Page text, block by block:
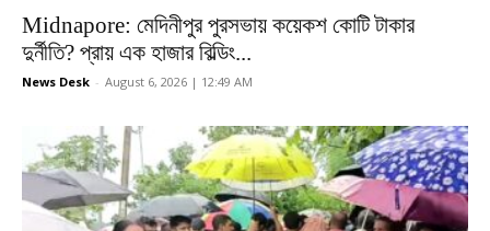
Midnapore: মেদিনীপুর পুরসভায় কয়েকশ কোটি টাকার
দুর্নীতি? প্রায় এক হাজার বিল্ডিং...
News Desk - August 6, 2026 | 12:49 AM